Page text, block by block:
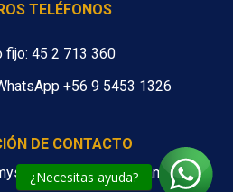
¿Necesitas ayuda?
TELÉFONOS
fijo: 45 2 713 360
+56 9 5453 1326
DE CONTACTO
ventas@ferreteriamys.cl